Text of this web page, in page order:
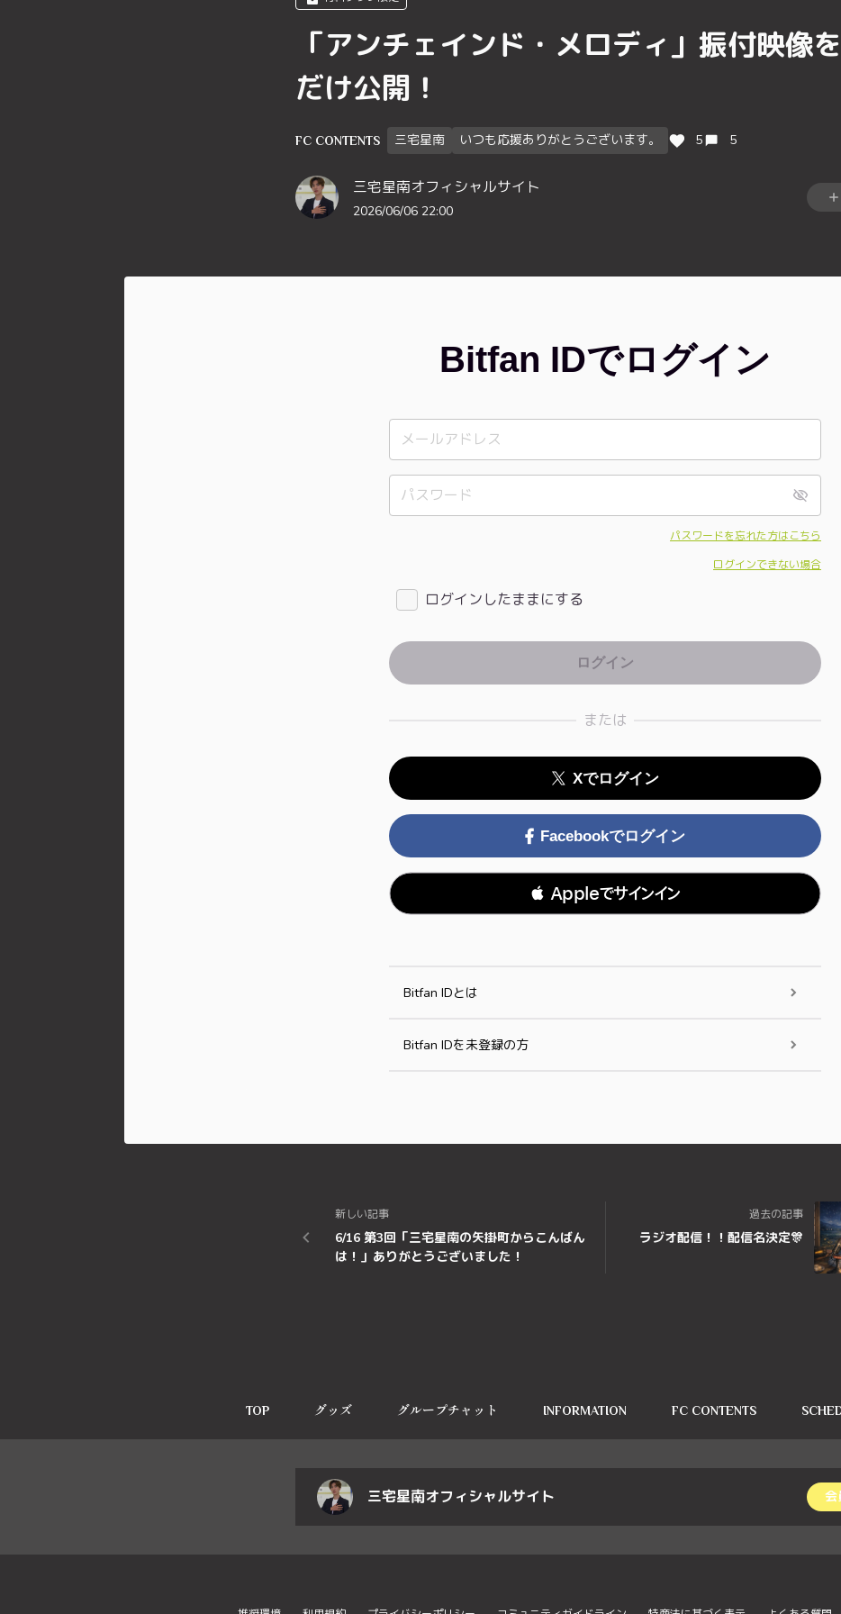
「アンチェインド・メロディ」振付映像
だけ公開！
FC CONTENTS 三宅星南 いつも応援ありがとうございます。 5 5
三宅星南オフィシャルサイト
2026/06/06 22:00
Bitfan IDでログイン
パスワードを忘れた方はこちら
ログインできない場合
ログインしたままにする
または
Xでログイン
Facebookでログイン
 Appleでサインイン
Bitfan IDとは
Bitfan IDを未登録の方
新しい記事
6/16 第3回「三宅星南の矢掛町からこんばん
は！」ありがとうございました！
過去の記事
ラジオ配信！！配信名決定🎊
TOP グッズ グループチャット INFORMATION FC CONTENTS
三宅星南オフィシャルサイト 会